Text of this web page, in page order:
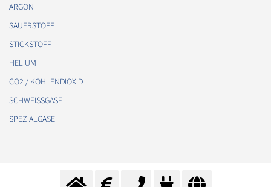
ARGON
SAUERSTOFF
STICKSTOFF
HELIUM
CO2 / KOHLENDIOXID
SCHWEISSGASE
SPEZIALGASE